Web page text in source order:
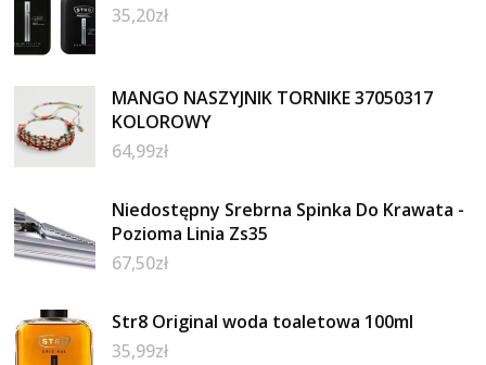
35,20zł
MANGO NASZYJNIK TORNIKE 37050317
KOLOROWY
64,99zł
Niedostępny Srebrna Spinka Do Krawata -
Pozioma Linia Zs35
67,50zł
Str8 Original woda toaletowa 100ml
35,99zł